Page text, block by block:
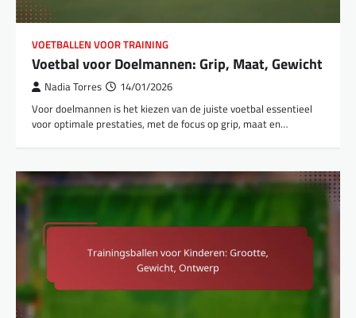
VOETBALLEN VOOR TRAINING
Voetbal voor Doelmannen: Grip, Maat, Gewicht
Nadia Torres 14/01/2026
Voor doelmannen is het kiezen van de juiste voetbal essentieel
voor optimale prestaties, met de focus op grip, maat en…